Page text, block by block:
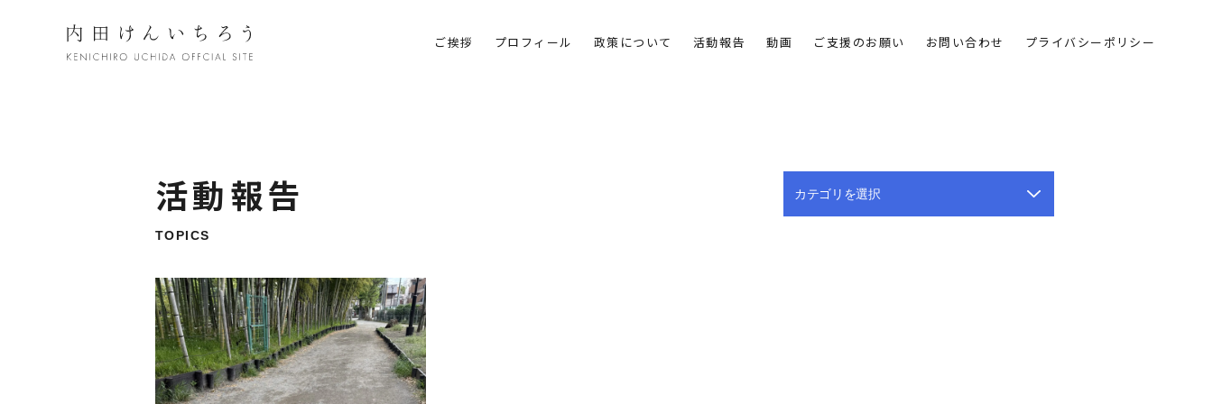
ご挨拶 プロフィール 政策について 活動報告 動画 ご支援のお願い お問い合わせ プライバシーポリシー
活動報告
TOPICS